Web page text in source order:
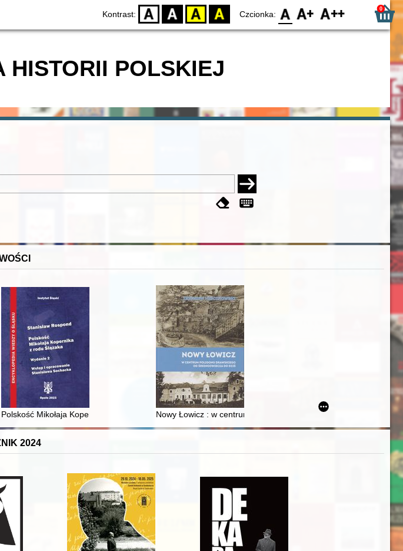
Kontrast: D BW YB BY Czcionka: F0 F1 F2 0
HISTORII POLSKIEJ
w 2. poł. XIX w
w XVI-wiecznej Rzeczypospolitej
Polskość Mikołaja Kopernika z rodu ŚlązakaNowy Łowicz : w centrum poligonu drawskiego od średniowiecza
2024